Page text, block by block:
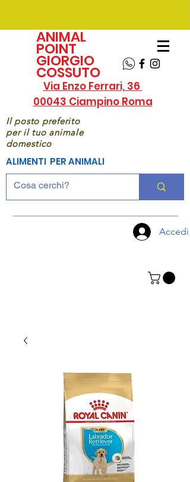
ANIMAL
POINT
GIORGIO
COSSUTO
Via Enzo Ferrari, 36
00043 Ciampino Roma
Il posto preferito
per il tuo animale
domestico
ALIMENTI PER ANIMALI
Accedi